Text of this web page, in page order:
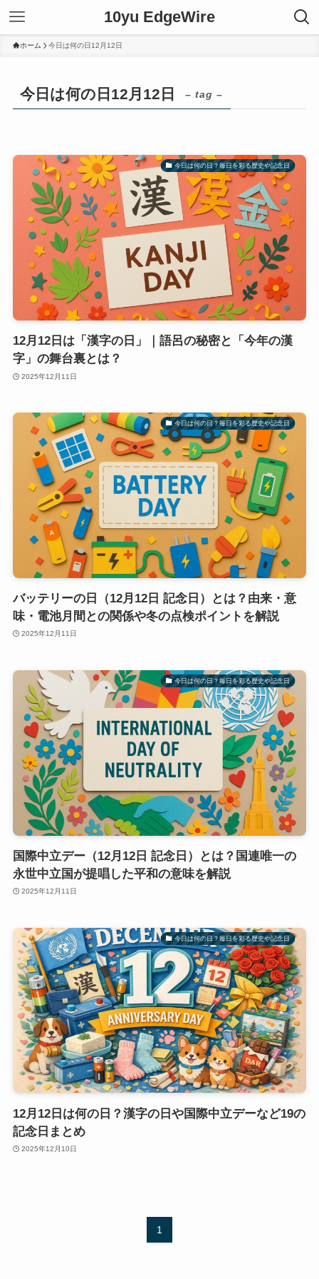
10yu EdgeWire
ホーム 今日は何の日12月12日
今日は何の日12月12日 – tag –
今日は何の日？毎日を彩る歴史や記念日
12月12日は「漢字の日」｜語呂の秘密と「今年の漢
字」の舞台裏とは？
2025年12月11日
今日は何の日？毎日を彩る歴史や記念日
バッテリーの日（12月12日 記念日）とは？由来・意
味・電池月間との関係や冬の点検ポイントを解説
2025年12月11日
今日は何の日？毎日を彩る歴史や記念日
国際中立デー（12月12日 記念日）とは？国連唯一の
永世中立国が提唱した平和の意味を解説
2025年12月11日
今日は何の日？毎日を彩る歴史や記念日
12月12日は何の日？漢字の日や国際中立デーなど19の
記念日まとめ
2025年12月10日
1